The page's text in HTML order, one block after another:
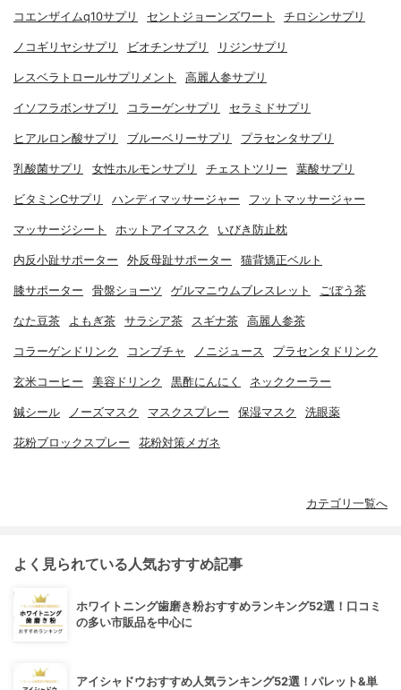
コエンザイムq10サプリ セントジョーンズワート チロシンサプリ
ノコギリヤシサプリ ビオチンサプリ リジンサプリ
レスベラトロールサプリメント 高麗人参サプリ
イソフラボンサプリ コラーゲンサプリ セラミドサプリ
ヒアルロン酸サプリ ブルーベリーサプリ プラセンタサプリ
乳酸菌サプリ 女性ホルモンサプリ チェストツリー 葉酸サプリ
ビタミンCサプリ ハンディマッサージャー フットマッサージャー
マッサージシート ホットアイマスク いびき防止枕
内反小趾サポーター 外反母趾サポーター 猫背矯正ベルト
膝サポーター 骨盤ショーツ ゲルマニウムブレスレット ごぼう茶
なた豆茶 よもぎ茶 サラシア茶 スギナ茶 高麗人参茶
コラーゲンドリンク コンブチャ ノニジュース プラセンタドリンク
玄米コーヒー 美容ドリンク 黒酢にんにく ネッククーラー
鍼シール ノーズマスク マスクスプレー 保湿マスク 洗眼薬
花粉ブロックスプレー 花粉対策メガネ
カテゴリ一覧へ
よく見られている人気おすすめ記事
ホワイトニング歯磨き粉おすすめランキング52選！口コミ
の多い市販品を中心に
アイシャドウおすすめ人気ランキング52選！パレット&単